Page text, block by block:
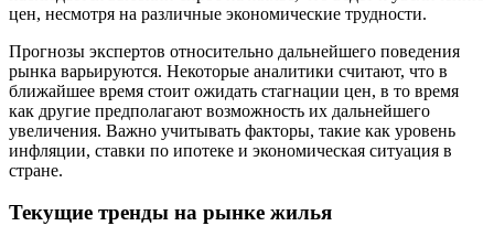
цен, несмотря на различные экономические трудности.
Прогнозы экспертов относительно дальнейшего поведения
рынка варьируются. Некоторые аналитики считают, что в
ближайшее время стоит ожидать стагнации цен, в то время
как другие предполагают возможность их дальнейшего
увеличения. Важно учитывать факторы, такие как уровень
инфляции, ставки по ипотеке и экономическая ситуация в
стране.
Текущие тренды на рынке жилья